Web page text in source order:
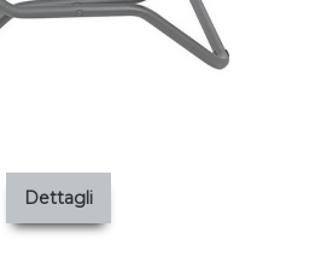
Dettagli